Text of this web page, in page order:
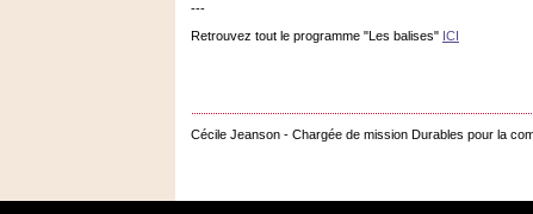
---
Retrouvez tout le programme "Les balises" ICI
Cécile Jeanson - Chargée de mission Durables pour la